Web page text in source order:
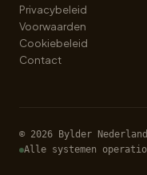
Privacybeleid
Voorwaarden
Cookiebeleid
Contact
© 2026 Bylder
Alle systemen